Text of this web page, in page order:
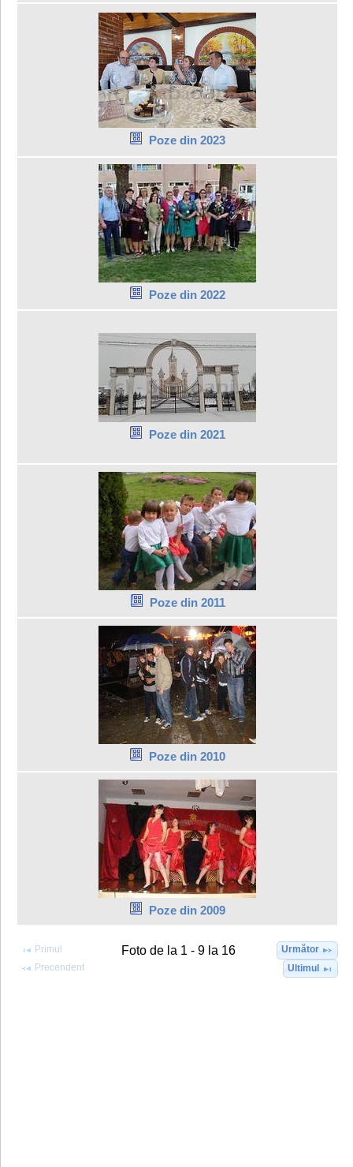
Poze din 2023
Poze din 2022
Poze din 2021
Poze din 2011
Poze din 2010
Poze din 2009
Primul
Precendent
Foto de la 1 - 9 la 16
Următor
Ultimul